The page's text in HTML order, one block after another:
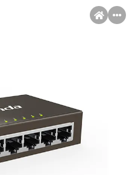
Račun
Pomoć pri kupovini